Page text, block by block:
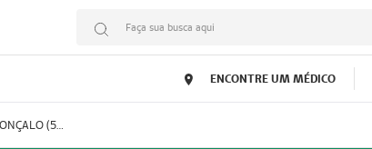
Faça sua busca aqui
ENCONTRE UM MÉDICO
Prestador OFTALMOCLÍNICA SÃO GONÇALO (55004164-2)